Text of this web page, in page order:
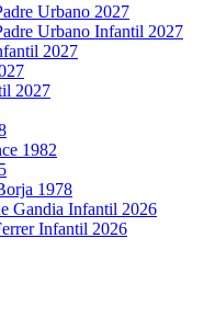
Urbano 2027
Urbano Infantil 2027
2027
2027
1982
1978
Gandia Infantil 2026
Infantil 2026